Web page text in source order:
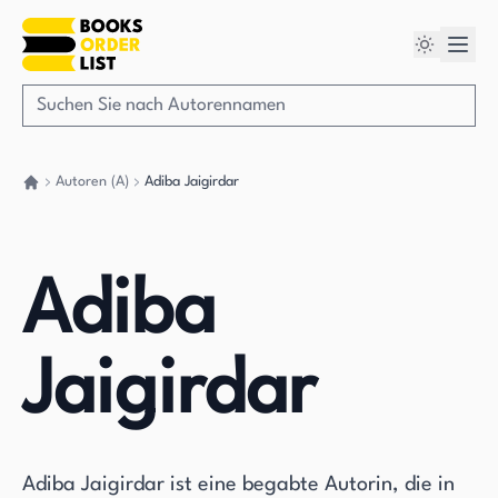
Autoren (A) Adiba Jaigirdar
Adiba
Jaigirdar
Adiba Jaigirdar ist eine begabte Autorin, die in